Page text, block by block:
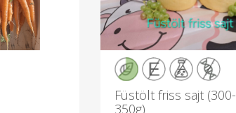
Füstölt friss sajt (300-
350g)